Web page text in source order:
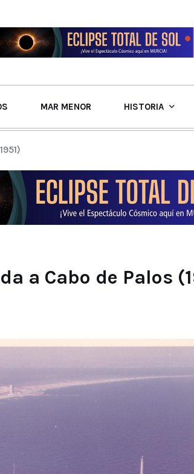
MAR MENOR HISTORIA
a Cabo de Palos